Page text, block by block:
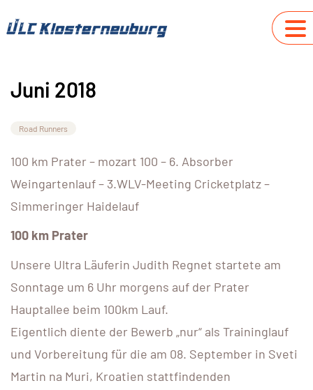
Juni 2018
Road Runners
100 km Prater – mozart 100 – 6. Absorber
Weingartenlauf – 3.WLV-Meeting Cricketplatz –
Simmeringer Haidelauf
100 km Prater
Unsere Ultra Läuferin Judith Regnet startete am
Sonntage um 6 Uhr morgens auf der Prater
Hauptallee beim 100km Lauf.
Eigentlich diente der Bewerb „nur“ als Traininglauf
und Vorbereitung für die am 08. September in Sveti
Martin na Muri, Kroatien stattfindenden